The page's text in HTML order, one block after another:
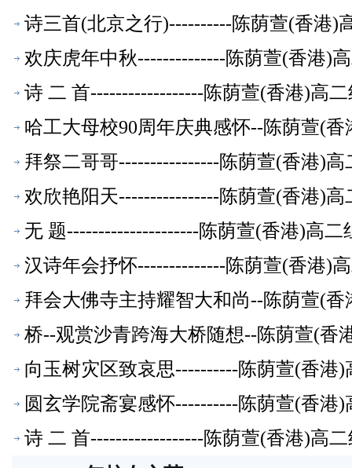
诗三首(北京之行)----------陈荫萱(香港)
欢庆虎年中秋--------------陈荫萱(香港)
诗 二 首------------------陈荫萱(香港)高
哈工大母校90周年庆典感怀--陈荫萱(
拜祭二哥哥----------------陈荫萱(香港)高
欢欣艳阳天----------------陈荫萱(香港)高
无 题---------------------陈荫萱(香港)高二
汉诗年会抒怀--------------陈荫萱(香港)
拜会大佛寺主持耀智大和尚--陈荫萱(
桥--观赏沙青跨海大桥随想--陈荫萱(香
向玉树灾区致哀思----------陈荫萱(香港
圆玄学院斋宴感怀----------陈荫萱(香港
诗 二 首------------------陈荫萱(香港)高